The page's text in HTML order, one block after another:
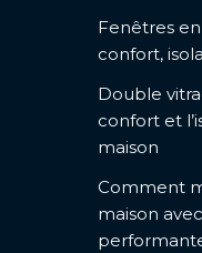
Fenêtres
confort,
Double
confort et
maison
Comment
maison